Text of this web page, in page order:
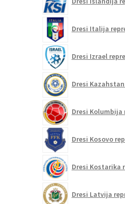
Dresi Italija
Dresi Izrael
Dresi
Dresi Kolumbija
Dresi Kosovo
Dresi Kostarika
Dresi Latvija